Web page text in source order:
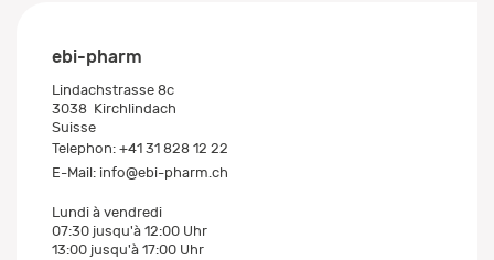
ebi-pharm
Lindachstrasse 8c
3038 Kirchlindach
Suisse
Telephon: +41 31 828 12 22
E-Mail: info@ebi-pharm.ch
Lundi à vendredi
07:30 jusqu'à 12:00 Uhr
13:00 jusqu'à 17:00 Uhr